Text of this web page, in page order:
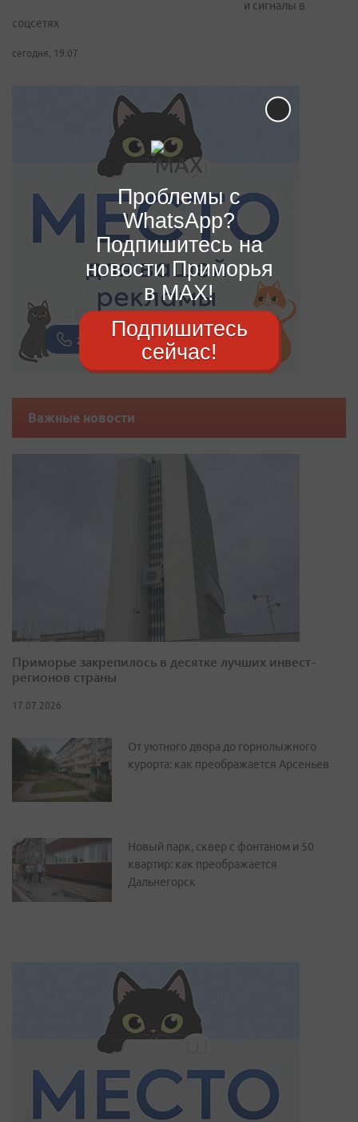
и сигналы в
соцсетях
сегодня, 19:07
Важные новости
Приморье закрепилось в десятке лучших инвест-
регионов страны
17.07.2026
От уютного двора до горнолыжного
курорта: как преображается Арсеньев
Новый парк, сквер с фонтаном и 50
квартир: как преображается
Дальнегорск
Проблемы с
WhatsApp?
Подпишитесь на
новости Приморья
в MAX!
Подпишитесь
сейчас!